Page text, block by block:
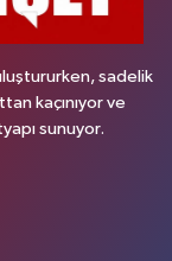
sadelik
kaçınıyor ve
sunuyor.